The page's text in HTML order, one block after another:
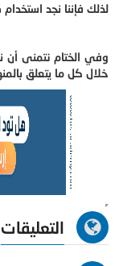
لذلك فإننا نجد
وفي الختام نتمنى
خلال كل ما يتعلق
التعليقات